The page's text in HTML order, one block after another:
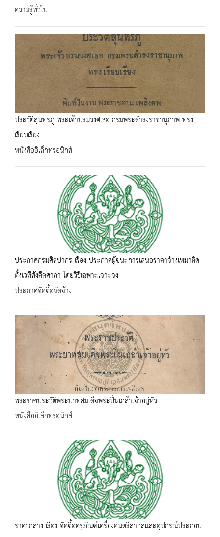
ความรู้ทั่วไป
ประวัติสุนทรภู่ พระเจ้าบรมวงศเธอ กรมพระดำรงราชานุภาพ ทรง
เรียบเรียง
หนังสืออิเล็กทรอนิกส์
ประกาศกรมศิลปากร เรื่อง ประกาศผู้ขนะการเสนอราคาจ้างเหมาติด
ตั้งเวทีสังคีตศาลา โดยวิธีเฉพาะเจาะจง
ประกาศจัดซื้อจัดจ้าง
พระราชประวัติพระบาทสมเด็จพระปิ่นเกล้าเจ้าอยู่หัว
หนังสืออิเล็กทรอนิกส์
ราคากลาง เรื่อง จัดซื้อครุภัณฑ์เครื่องดนตรีสากลและอุปกรณ์ประกอบ